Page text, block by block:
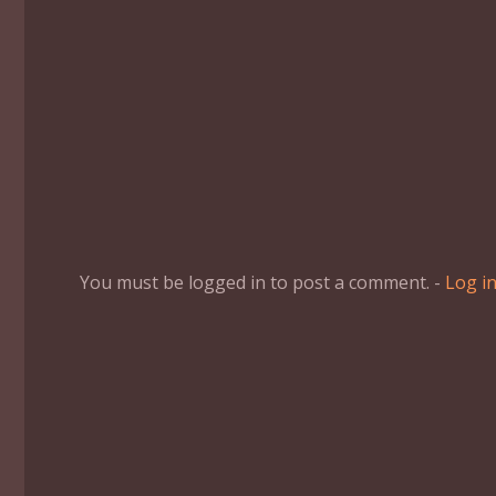
You must be logged in to post a comment. - Log in